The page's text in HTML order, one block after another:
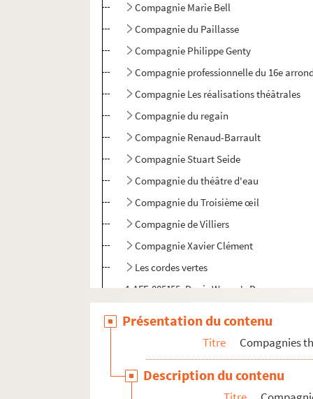
Compagnie Marie Bell
Compagnie du Paillasse
Compagnie Philippe Genty
Compagnie professionnelle du 16e
Compagnie Les réalisations théâtrales
Compagnie du regain
Compagnie Renaud-Barrault
Compagnie Stuart Seide
Compagnie du théâtre d'eau
Compagnie du Troisième œil
Compagnie de Villiers
Compagnie Xavier Clément
Les cordes vertes
4-AFF-005155. Denis Wayne's Dancers
GRAT. Compagnie Jean-Louis Hourdin
Présentation du contenu
Titre Compagnies
Description du contenu